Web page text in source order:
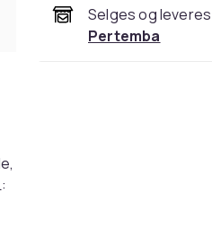
Selges og
Pertemba